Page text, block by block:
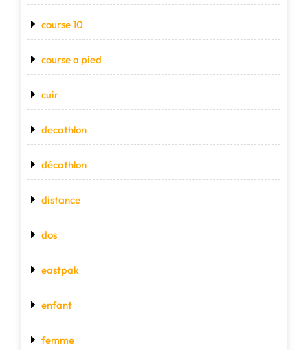
course 10
course a pied
cuir
decathlon
décathlon
distance
dos
eastpak
enfant
femme